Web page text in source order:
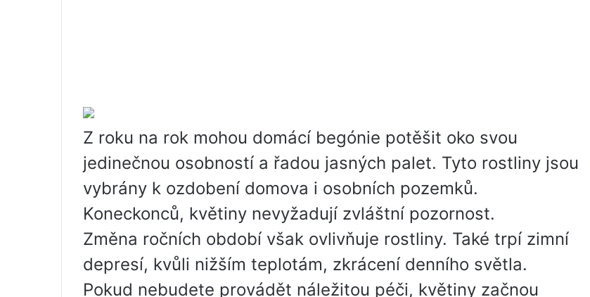
Z roku na rok mohou domácí begónie potěšit oko svou
jedinečnou osobností a řadou jasných palet. Tyto rostliny jsou
vybrány k ozdobení domova i osobních pozemků.
Koneckonců, květiny nevyžadují zvláštní pozornost.
Změna ročních období však ovlivňuje rostliny. Také trpí zimní
depresí, kvůli nižším teplotám, zkrácení denního světla.
Pokud nebudete provádět náležitou péči, květiny začnou